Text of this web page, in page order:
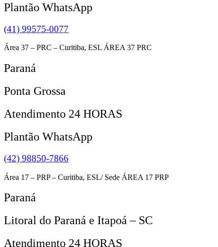
Plantão WhatsApp
(41) 99575-0077
Área 37 – PRC – Curitiba, ESL ÁREA 37 PRC
Paraná
Ponta Grossa
Atendimento 24 HORAS
Plantão WhatsApp
(42) 98850-7866
Área 17 – PRP – Curitiba, ESL/ Sede ÁREA 17 PRP
Paraná
Litoral do Paraná e Itapoá – SC
Atendimento 24 HORAS